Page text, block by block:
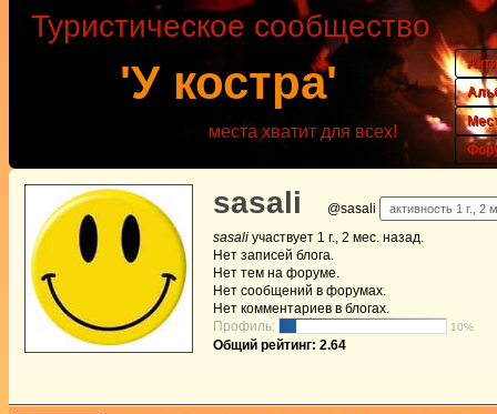
'У костра'
Туристическое сообщество
места хватит для всех!
sasali @sasali активность 1 г., 2
sasali участвует 1 г., 2 мес. назад.
Нет записей блога.
Нет тем на форуме.
Нет сообщений в форумах.
Нет комментариев в блогах.
Профиль:
10%
Общий рейтинг: 2.64